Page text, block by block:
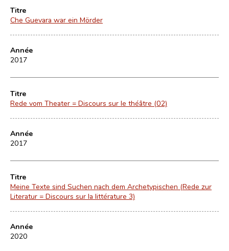
Titre
Che Guevara war ein Mörder
Année
2017
Titre
Rede vom Theater = Discours sur le théâtre (02)
Année
2017
Titre
Meine Texte sind Suchen nach dem Archetypischen (Rede zur
Literatur = Discours sur la littérature 3)
Année
2020